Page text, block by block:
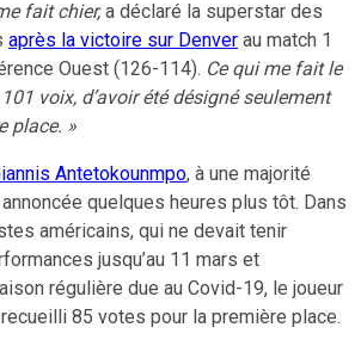
fait chier,a déclaré la superstar des
après la victoire sur Denver au match 1
Ouest (126-114). Ce qui me fait le
voix, d’avoir été désigné seulement
place. »
Antetokounmpo, à une majorité
quelques heures plus tôt. Dans
américains, qui ne devait tenir
jusqu’au 11 mars et
régulière due au Covid-19, le joueur
85 votes pour la première place.